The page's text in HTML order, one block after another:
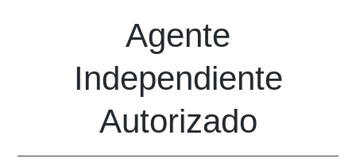
Agente
Independiente
Autorizado